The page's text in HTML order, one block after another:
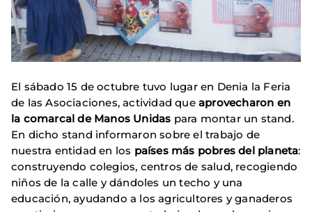
El sábado 15 de octubre tuvo lugar en Denia la Feria
de las Asociaciones, actividad que aprovecharon en
la comarcal de Manos Unidas para montar un stand.
En dicho stand informaron sobre el trabajo de
nuestra entidad en los países más pobres del planeta:
construyendo colegios, centros de salud, recogiendo
niños de la calle y dándoles un techo y una
educación, ayudando a los agricultores y ganaderos